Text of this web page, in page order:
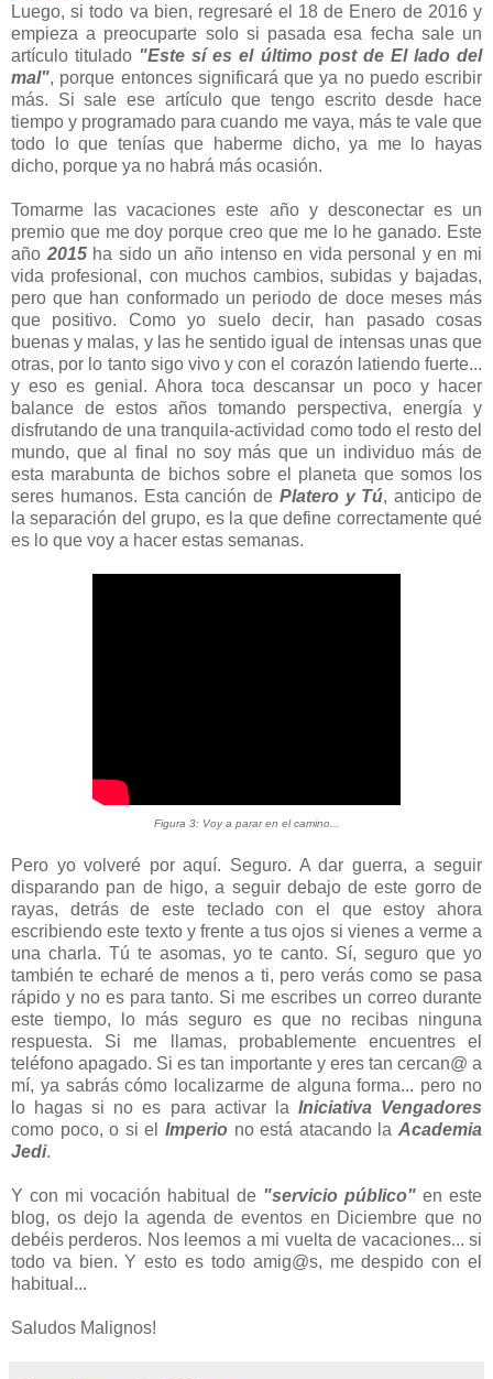
Luego, si todo va bien, regresaré el 18 de Enero de 2016 y
empieza a preocuparte solo si pasada esa fecha sale un
artículo titulado "Este sí es el último post de El lado del
mal", porque entonces significará que ya no puedo escribir
más. Si sale ese artículo que tengo escrito desde hace
tiempo y programado para cuando me vaya, más te vale que
todo lo que tenías que haberme dicho, ya me lo hayas
dicho, porque ya no habrá más ocasión.
Tomarme las vacaciones este año y desconectar es un
premio que me doy porque creo que me lo he ganado. Este
año 2015ha sido un año intenso en vida personal y en mi
vida profesional, con muchos cambios, subidas y bajadas,
pero que han conformado un periodo de doce meses más
que positivo. Como yo suelo decir, han pasado cosas
buenas y malas, y las he sentido igual de intensas unas que
otras, por lo tanto sigo vivo y con el corazón latiendo fuerte...
y eso es genial. Ahora toca descansar un poco y hacer
balance de estos años tomando perspectiva, energía y
disfrutando de una tranquila-actividad como todo el resto del
mundo, que al final no soy más que un individuo más de
esta marabunta de bichos sobre el planeta que somos los
seres humanos. Esta canción de Platero y Tú, anticipo de
la separación del grupo, es la que define correctamente qué
es lo que voy a hacer estas semanas.
Figura 3: Voy a parar en el camino...
Pero yo volveré por aquí. Seguro. A dar guerra, a seguir
disparando pan de higo, a seguir debajo de este gorro de
rayas, detrás de este teclado con el que estoy ahora
escribiendo este texto y frente a tus ojos si vienes a verme a
una charla. Tú te asomas, yo te canto. Sí, seguro que yo
también te echaré de menos a ti, pero verás como se pasa
rápido y no es para tanto. Si me escribes un correo durante
este tiempo, lo más seguro es que no recibas ninguna
respuesta. Si me llamas, probablemente encuentres el
teléfono apagado. Si es tan importante y eres tan cercan@ a
mí, ya sabrás cómo localizarme de alguna forma... pero no
lo hagas si no es para activar la Iniciativa Vengadores
como poco, o si el Imperio no está atacando la Academia
Jedi.
Y con mi vocación habitual de "servicio público" en este
blog, os dejo la agenda de eventos en Diciembre que no
debéis perderos. Nos leemos a mi vuelta de vacaciones... si
todo va bien. Y esto es todo amig@s, me despido con el
habitual...
Saludos Malignos!